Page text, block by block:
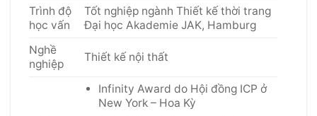
Trình độ
học vấn
Tốt nghiệp ngành Thiết kế thời trang
Đại học Akademie JAK, Hamburg
Nghề
nghiệp
Thiết kế nội thất
Infinity Award do Hội đồng ICP ở
New York – Hoa Kỳ